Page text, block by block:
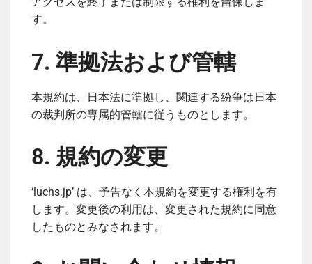
す。
7. 準拠法および管轄
本規約は、日本法に準拠し、関連する紛争は日本
の裁判所の専属的管轄に従うものとします。
8. 規約の変更
‘luchs.jp’ は、予告なく本規約を変更する権利を有
します。変更後の利用は、変更された規約に同意
したものとみなされます。